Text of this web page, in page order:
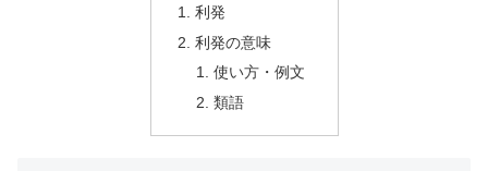
利発
利発の意味
使い方・例文
類語